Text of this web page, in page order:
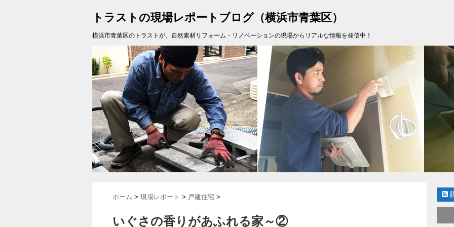
トラストの現場レポートブログ（横浜市青葉区）
横浜市青葉区のトラストが、自然素材リフォーム・リノベーションの現場からリアルな情報を発信中！
ホーム > 現場レポート > 戸建住宅 >
いぐさの香りがあふれる家～②